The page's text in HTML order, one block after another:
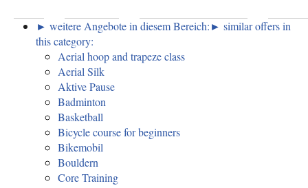
► weitere Angebote in diesem Bereich:► similar offers in
this category:
Aerial hoop and trapeze class
Aerial Silk
Aktive Pause
Badminton
Basketball
Bicycle course for beginners
Bikemobil
Bouldern
Core Training